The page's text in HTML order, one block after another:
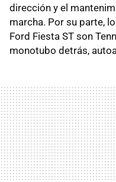
dirección y el
marcha. Por su parte,
Ford Fiesta ST son
monotubo detrás,